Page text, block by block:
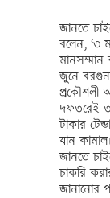
জানতে
বলেন, ‘৩
মানসম্মান
জুনে
প্রকৌশলী
দফতরেই
টাকার
যান
জানতে
চাকরি
জানানোর